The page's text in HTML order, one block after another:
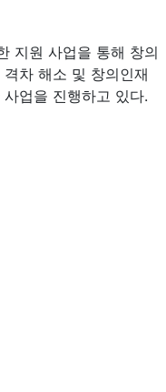
지원 사업을 통해 창의
차 해소 및 창의인재
업을 진행하고 있다.